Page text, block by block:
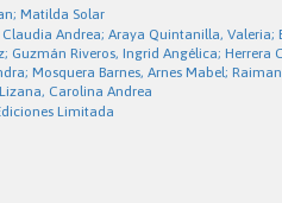
Matilda Solar
Andrea; Araya Quintanilla, Valeria;
Guzmán Riveros, Ingrid Angélica;
Mosquera Barnes, Arnes Mabel;
Carolina Andrea
Limitada